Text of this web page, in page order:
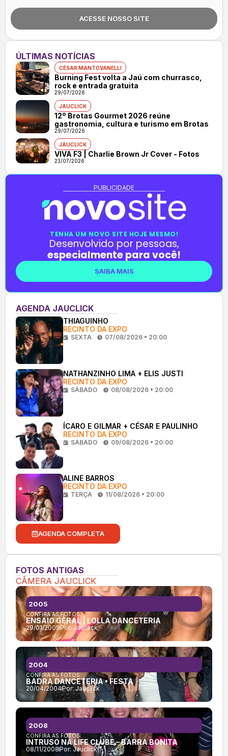
ACESSE NOSSO SITE
ÚLTIMAS NOTÍCIAS
CÉSAR MANTOVANELLI
Burning Fest volta a Jaú com churrasco,
rock e entrada gratuita
29/07/2026
JAUCLICK
12º Brotas Gourmet 2026 reúne
gastronomia, cultura e turismo em Brotas
29/07/2026
JAUCLICK
VIVA F3 | Charlie Brown Jr Cover - Fotos
23/07/2026
PUBLICIDADE
TENHA UM NOVO SITE HOJE MESMO!
Desenvolvido por pessoas,
especialmente para você!
SAIBA MAIS
AGENDA JAUCLICK
THIAGUINHO
RECINTO DA EXPO
SEXTA 07/08/2026 • 20:00
NATHANZINHO LIMA + ELIS JUSTI
RECINTO DA EXPO
SÁBADO 08/08/2026 • 20:00
ÍCARO E GILMAR + CÉSAR E PAULINHO
RECINTO DA EXPO
SÁBADO 09/08/2026 • 20:00
ALINE BARROS
RECINTO DA EXPO
TERÇA 11/08/2026 • 20:00
AGENDA COMPLETA
FOTOS ANTIGAS
CÂMERA JAUCLICK
CONFIRA AS FOTOS:
ENSAIO GERAL | LOLLA DANCETERIA
29/01/2005Por: Jauclick
2005
CONFIRA AS FOTOS:
BADRA DANCETERIA • FESTA
20/04/2004Por:Jauclick
2004
CONFIRA AS FOTOS:
INTRUSO NA LIFE CLUBE – BARRA BONITA
08/11/2008Por: Jauclick
2008